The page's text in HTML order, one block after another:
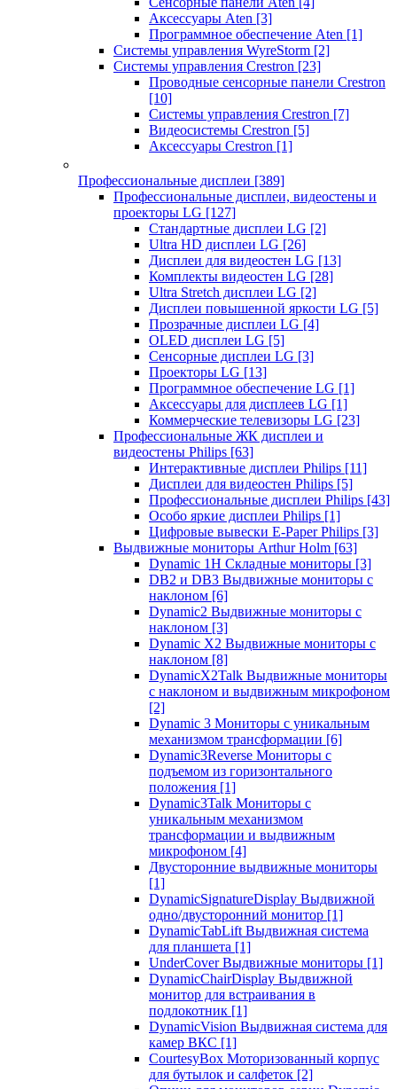
Аксессуары Aten [3]
Программное обеспечение Aten [1]
Системы управления WyreStorm [2]
Системы управления Crestron [23]
Проводные сенсорные панели Crestron
[10]
Системы управления Crestron [7]
Видеосистемы Crestron [5]
Аксессуары Crestron [1]
Профессиональные дисплеи [389]
Профессиональные дисплеи, видеостены и
проекторы LG [127]
Стандартные дисплеи LG [2]
Ultra HD дисплеи LG [26]
Дисплеи для видеостен LG [13]
Комплекты видеостен LG [28]
Ultra Stretch дисплеи LG [2]
Дисплеи повышенной яркости LG [5]
Прозрачные дисплеи LG [4]
OLED дисплеи LG [5]
Сенсорные дисплеи LG [3]
Проекторы LG [13]
Программное обеспечение LG [1]
Аксессуары для дисплеев LG [1]
Коммерческие телевизоры LG [23]
Профессиональные ЖК дисплеи и
видеостены Philips [63]
Интерактивные дисплеи Philips [11]
Дисплеи для видеостен Philips [5]
Профессиональные дисплеи Philips [43]
Особо яркие дисплеи Philips [1]
Цифровые вывески E-Paper Philips [3]
Выдвижные мониторы Arthur Holm [63]
Dynamic 1Н Складные мониторы [3]
DB2 и DB3 Выдвижные мониторы с
наклоном [6]
Dynamic2 Выдвижные мониторы с
наклоном [3]
Dynamic X2 Выдвижные мониторы с
наклоном [8]
DynamicX2Talk Выдвижные мониторы
с наклоном и выдвижным микрофоном
[2]
Dynamic 3 Мониторы с уникальным
механизмом трансформации [6]
Dynamic3Reverse Мониторы с
подъемом из горизонтального
положения [1]
Dynamic3Talk Мониторы с
уникальным механизмом
трансформации и выдвижным
микрофоном [4]
Двусторонние выдвижные мониторы
[1]
DynamicSignatureDisplay Выдвижной
одно/двусторонний монитор [1]
DynamicTabLift Выдвижная система
для планшета [1]
UnderCover Выдвижные мониторы [1]
DynamicChairDisplay Выдвижной
монитор для встраивания в
подлокотник [1]
DynamicVision Выдвижная система для
камер ВКС [1]
CourtesyBox Моторизованный корпус
для бутылок и салфеток [2]